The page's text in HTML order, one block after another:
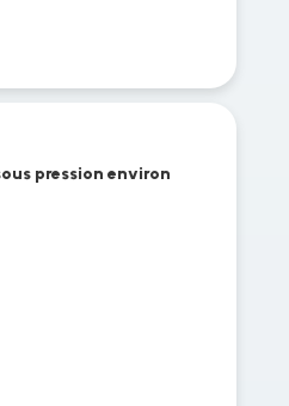
pression environ